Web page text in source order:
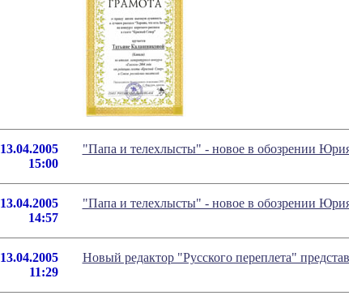
13.04.2005
15:00
"Папа и телехлысты" - новое в обозрении
13.04.2005
14:57
"Папа и телехлысты" - новое в обозрении
13.04.2005
11:29
Новый редактор "Русского переплета"